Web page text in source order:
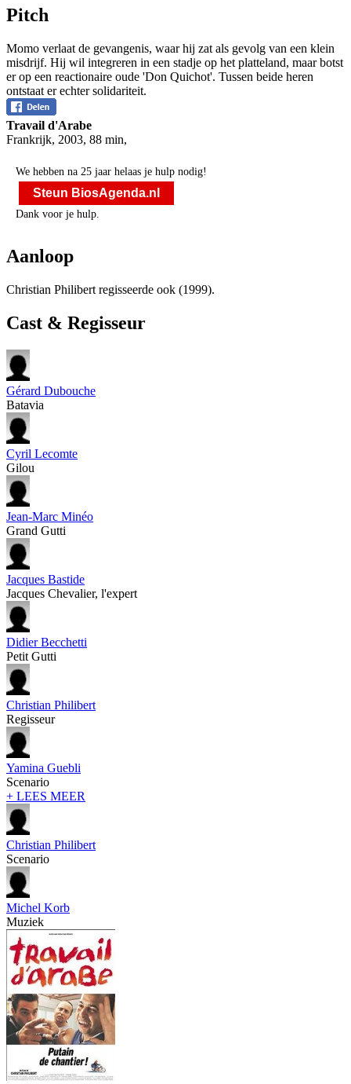
Pitch
Momo verlaat de gevangenis, waar hij zat als gevolg van een klein
misdrijf. Hij wil integreren in een stadje op het platteland, maar botst
er op een reactionaire oude 'Don Quichot'. Tussen beide heren
ontstaat er echter solidariteit.
Travail d'Arabe
Frankrijk, 2003, 88 min,
We hebben na 25 jaar helaas je hulp nodig!
Steun BiosAgenda.nl
Dank voor je hulp.
Aanloop
Christian Philibert regisseerde ook (1999).
Cast & Regisseur
Gérard Dubouche
Batavia
Cyril Lecomte
Gilou
Jean-Marc Minéo
Grand Gutti
Jacques Bastide
Jacques Chevalier, l'expert
Didier Becchetti
Petit Gutti
Christian Philibert
Regisseur
Yamina Guebli
Scenario
+ LEES MEER
Christian Philibert
Scenario
Michel Korb
Muziek